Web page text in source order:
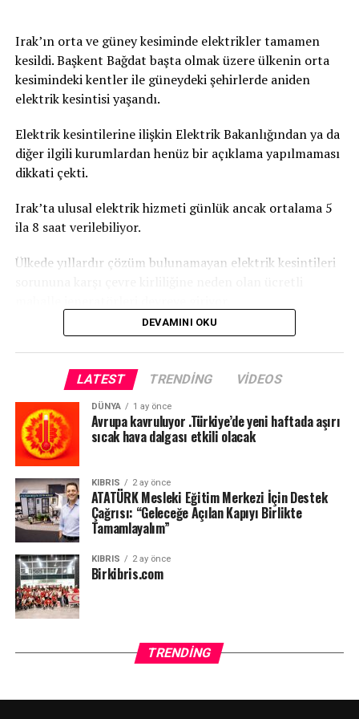
Irak’ın orta ve güney kesiminde elektrikler tamamen
kesildi. Başkent Bağdat başta olmak üzere ülkenin orta
kesimindeki kentler ile güneydeki şehirlerde aniden
elektrik kesintisi yaşandı.
Elektrik kesintilerine ilişkin Elektrik Bakanlığından ya da
diğer ilgili kurumlardan henüz bir açıklama yapılmaması
dikkati çekti.
Irak’ta ulusal elektrik hizmeti günlük ancak ortalama 5
ila 8 saat verilebiliyor.
Ülkede yıllardır çözüm bulunamayan elektrik kesintileri
DEVAMINI OKU
LATEST TRENDING VIDEOS
DÜNYA 1 ay önce
Avrupa kavruluyor .Türkiye’de yeni haftada aşırı
sıcak hava dalgası etkili olacak
KIBRIS 2 ay önce
ATATÜRK Mesleki Eğitim Merkezi İçin Destek
Çağrısı: “Geleceğe Açılan Kapıyı Birlikte
Tamamlayalım”
KIBRIS 2 ay önce
Birkibris.com
TRENDING